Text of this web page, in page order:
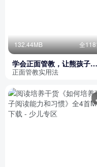
132.44MB 全
学会正面管教，让熊孩子听
话！
正面管教实用法